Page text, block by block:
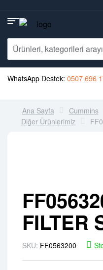
WhatsApp Destek: 0507 696
Ana Sayfa Cummins
Diğer Ürünlerimiz
FILTER
SKU: FF0563200